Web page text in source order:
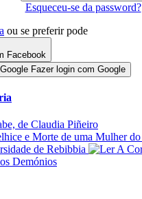
Esqueceu-se da password?
ou se preferir pode
Facebook
Fazer login com Google